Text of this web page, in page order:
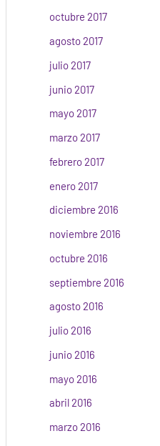
octubre 2017
agosto 2017
julio 2017
junio 2017
mayo 2017
marzo 2017
febrero 2017
enero 2017
diciembre 2016
noviembre 2016
octubre 2016
septiembre 2016
agosto 2016
julio 2016
junio 2016
mayo 2016
abril 2016
marzo 2016